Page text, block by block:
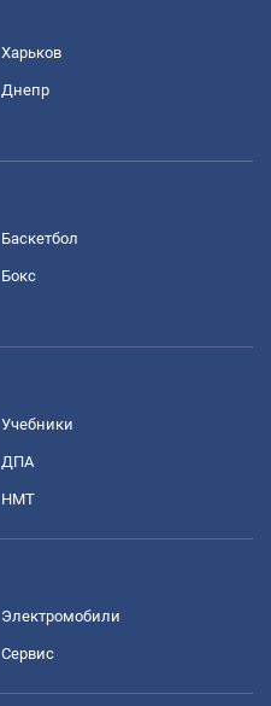
Харьков
Днепр
Баскетбол
Бокс
Учебники
ДПА
НМТ
Электромобили
Сервис